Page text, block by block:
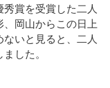
賞を受賞した二人
岡山からこの日上
いと見ると、二人
した。